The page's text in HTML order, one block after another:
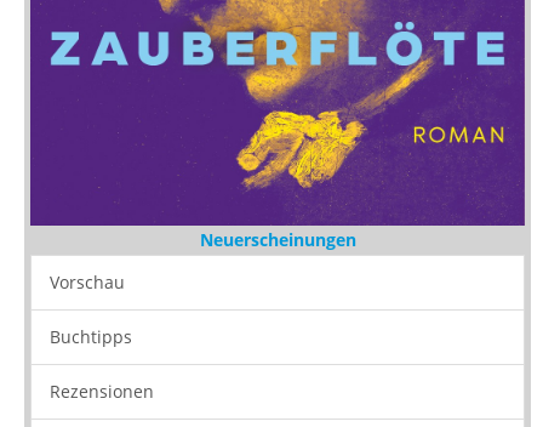
Neuerscheinungen
Vorschau
Buchtipps
Rezensionen